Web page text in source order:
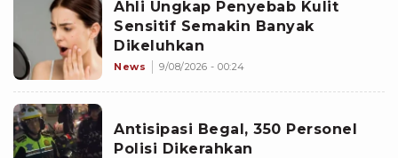
Ahli Ungkap Penyebab Kulit
Sensitif Semakin Banyak
Dikeluhkan
News 9/08/2026 - 00:24
Antisipasi Begal, 350 Personel
Polisi Dikerahkan